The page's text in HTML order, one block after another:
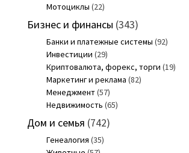
Мотоциклы (22)
Бизнес и финансы (343)
Банки и платежные системы (92)
Инвестиции (29)
Криптовалюта, форекс, торги (19)
Маркетинг и реклама (82)
Менеджмент(57)
Недвижимость (65)
Дом и семья (742)
Генеалогия (35)